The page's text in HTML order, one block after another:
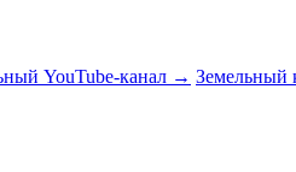
YouTube-канал → Земельный